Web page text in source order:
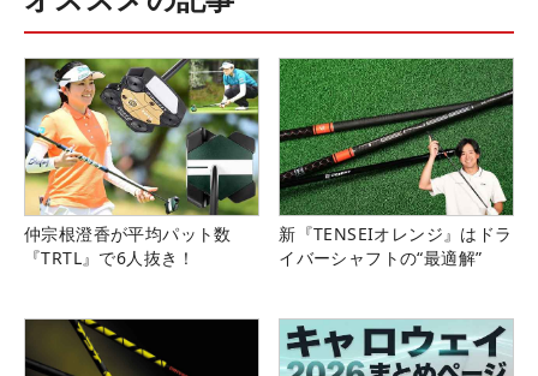
仲宗根澄香が平均パット数
『TRTL』で6人抜き！
新『TENSEIオレンジ』はドラ
イバーシャフトの“最適解”